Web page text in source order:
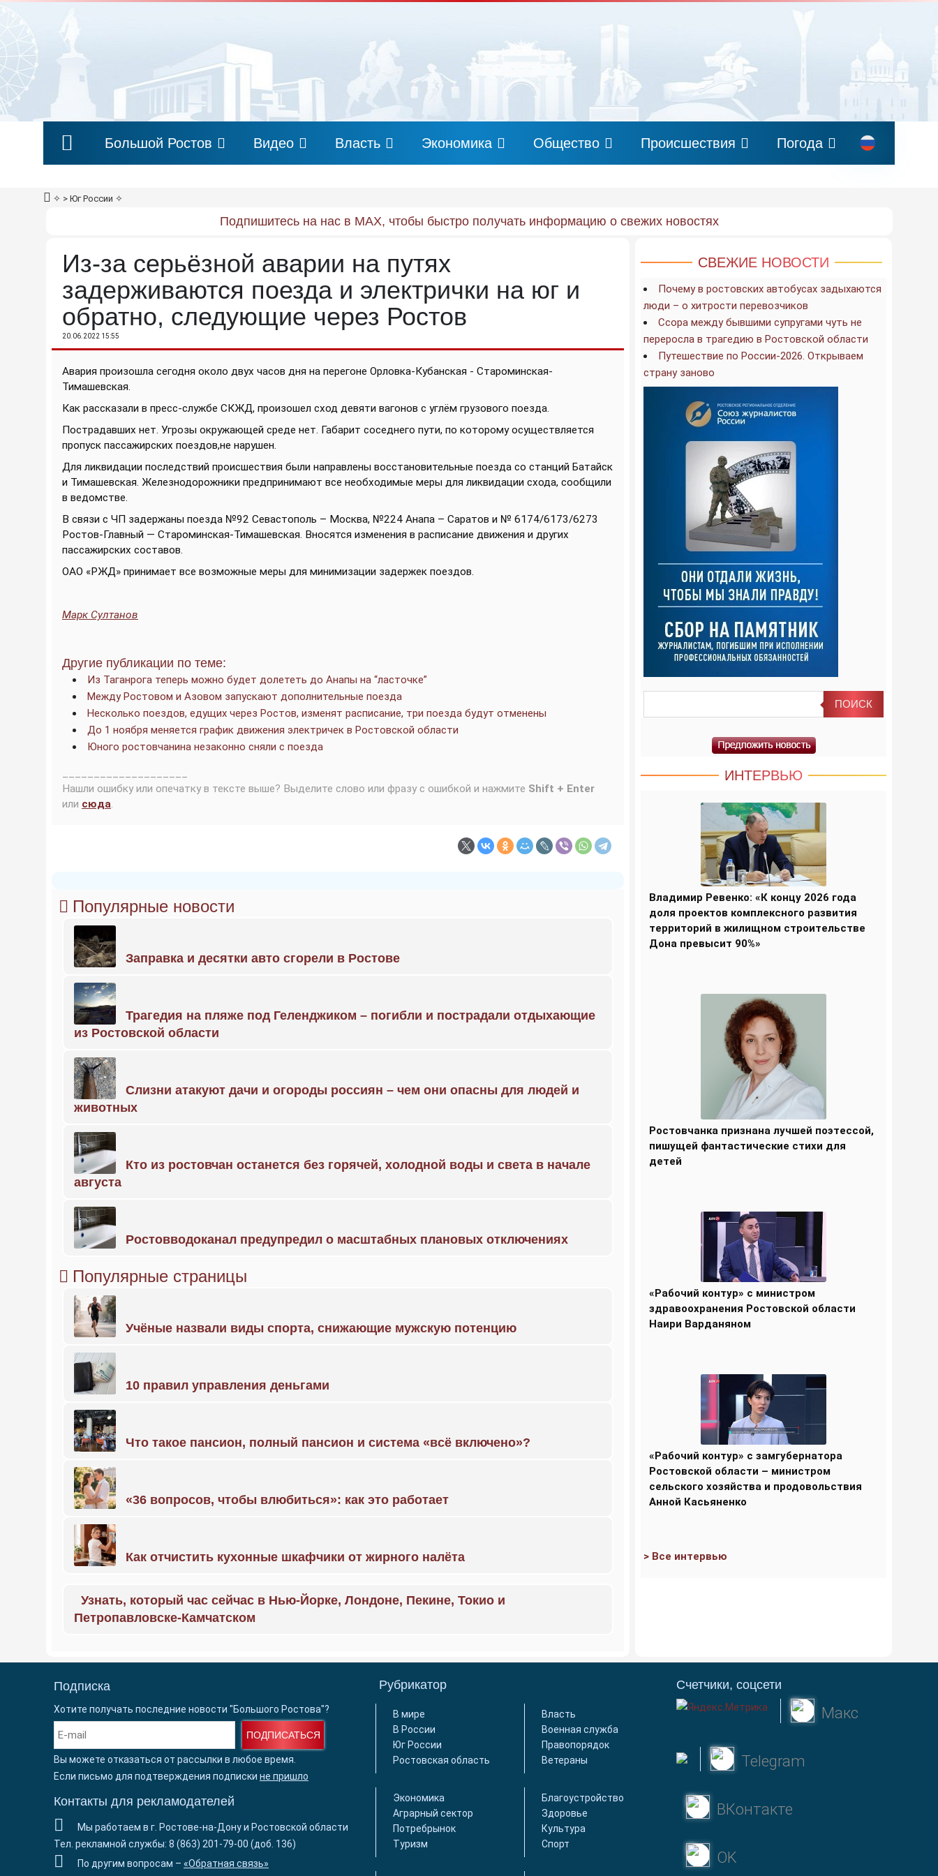
Большой Ростов Видео Власть Экономика Общество Происшествия Погода
✧ > Юг России ✧
Подпишитесь на нас в MAX, чтобы быстро получать информацию о свежих новостях
Из-за серьёзной аварии на путях
задерживаются поезда и электрички на юг и
обратно, следующие через Ростов
20.06.2022 15:55
Авария произошла сегодня около двух часов дня на перегоне Орловка-Кубанская - Староминская-
Тимашевская.
Как рассказали в пресс-службе СКЖД, произошел сход девяти вагонов с углём грузового поезда.
Пострадавших нет. Угрозы окружающей среде нет. Габарит соседнего пути, по которому осуществляется
пропуск пассажирских поездов,не нарушен.
Для ликвидации последствий происшествия были направлены восстановительные поезда со станций Батайск
и Тимашевская. Железнодорожники предпринимают все необходимые меры для ликвидации схода, сообщили
в ведомстве.
В связи с ЧП задержаны поезда №92 Севастополь – Москва, №224 Анапа – Саратов и № 6174/6173/6273
Ростов-Главный — Староминская-Тимашевская. Вносятся изменения в расписание движения и других
пассажирских составов.
ОАО «РЖД» принимает все возможные меры для минимизации задержек поездов.
Марк Султанов
Другие публикации по теме:
Из Таганрога теперь можно будет долететь до Анапы на “ласточке”
Между Ростовом и Азовом запускают дополнительные поезда
Несколько поездов, едущих через Ростов, изменят расписание, три поезда будут отменены
До 1 ноября меняется график движения электричек в Ростовской области
Юного ростовчанина незаконно сняли с поезда
Нашли ошибку или опечатку в тексте выше? Выделите слово или фразу с ошибкой и нажмите Shift + Enter
или сюда.
Популярные новости
Заправка и десятки авто сгорели в Ростове
Трагедия на пляже под Геленджиком – погибли и пострадали отдыхающие
из Ростовской области
Слизни атакуют дачи и огороды россиян – чем они опасны для людей и
животных
Кто из ростовчан останется без горячей, холодной воды и света в начале
августа
Ростовводоканал предупредил о масштабных плановых отключениях
Популярные страницы
Учёные назвали виды спорта, снижающие мужскую потенцию
10 правил управления деньгами
Что такое пансион, полный пансион и система «всё включено»?
«36 вопросов, чтобы влюбиться»: как это работает
Как отчистить кухонные шкафчики от жирного налёта
Узнать, который час сейчас в Нью-Йорке, Лондоне, Пекине, Токио и
Петропавловске-Камчатском
СВЕЖИЕ НОВОСТИ
Почему в ростовских автобусах задыхаются
люди – о хитрости перевозчиков
Ссора между бывшими супругами чуть не
переросла в трагедию в Ростовской области
Путешествие по России-2026. Открываем
страну заново
ИНТЕРВЬЮ
Владимир Ревенко: «К концу 2026 года
доля проектов комплексного развития
территорий в жилищном строительстве
Дона превысит 90%»
Ростовчанка признана лучшей поэтессой,
пишущей фантастические стихи для
детей
«Рабочий контур» с министром
здравоохранения Ростовской области
Наири Варданяном
«Рабочий контур» с замгубернатора
Ростовской области – министром
сельского хозяйства и продовольствия
Анной Касьяненко
> Все интервью
Подписка
Хотите получать последние новости "Большого Ростова"?
ПОДПИСАТЬСЯ
Вы можете отказаться от рассылки в любое время.
Если письмо для подтверждения подписки не пришло
Контакты для рекламодателей
Мы работаем в г. Ростове-на-Дону и Ростовской области
Тел. рекламной службы: 8 (863) 201-79-00 (доб. 136)
По другим вопросам – «Обратная связь»
Рубрикатор
В мире
В России
Юг России
Ростовская область
Власть
Военная служба
Правопорядок
Ветераны
Экономика
Аграрный сектор
Потребрынок
Туризм
Благоустройство
Здоровье
Культура
Спорт
Счетчики, соцсети
Макс
Telegram
ВКонтакте
OK